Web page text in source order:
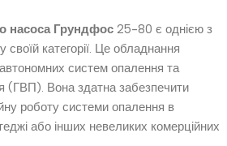
насоса Грундфос 25-80 є однією з
категорії. Це обладнання
систем опалення та
(ГВП). Вона здатна забезпечити
роботу системи опалення в
або інших невеликих комерційних